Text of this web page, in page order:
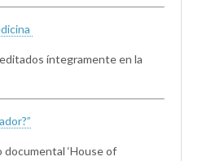
íntegramente en la
‘House of